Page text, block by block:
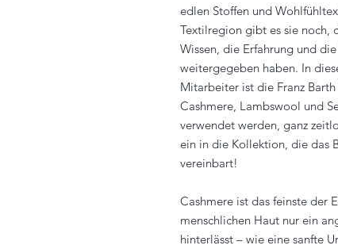
edlen Stoffen und
Textilregion gibt es sie noch,
Wissen, die Erfahrung und
weitergegeben haben. In
Mitarbeiter ist die Franz
Cashmere, Lambswool und
verwendet werden, ganz
ein in die Kollektion, die das
vereinbart!
Cashmere ist das feinste der
menschlichen Haut nur ein
hinterlässt – wie eine sanfte